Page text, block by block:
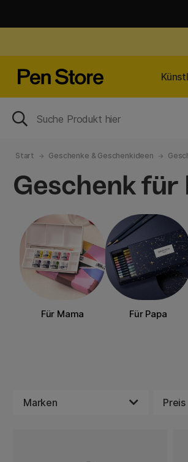
Start Geschenke & Geschenkideen
Geschenk für
Für Mama Für Papa
Marken Preis